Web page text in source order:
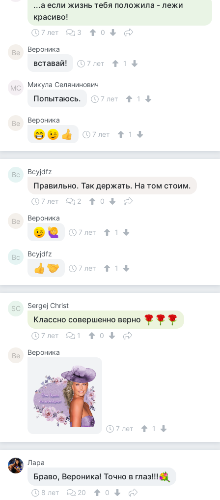
...а если жизнь тебя положила - лежи
красиво!
7 лет 3 0
Ве Вероника
вставай! 7 лет 1
МС Микула Селянинович
Попытаюсь. 7 лет 1
Ве
Вероника
7 лет
1
Bc Bcyjdfz
Правильно. Так держать. На том стоим.
7 лет 2 0
Ве
Вероника
7 лет
1
Bc
Bcyjdfz
7 лет
1
SC Sergej Christ
Классно совершенно верно
7 лет 1 0
Ве Вероника
7 лет 1
Лара
Браво, Вероника! Точно в глаз!!!
8 лет 20
0